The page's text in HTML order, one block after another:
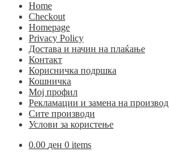
Home
Checkout
Homepage
Privacy Policy
Достава и начин на плаќање
Контакт
Корисничка подршка
Кошничка
Мој профил
Рекламации и замена на производ
Сите производи
Услови за користење
0.00 ден 0 items